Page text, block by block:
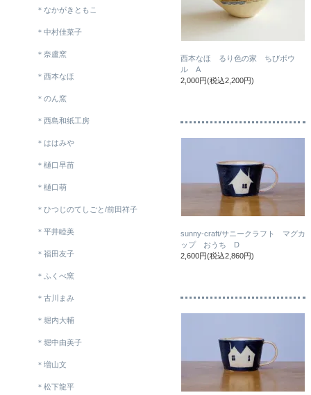
西本なほ るり色の家 ちびボウ
ル A
2,000円(税込2,200円)
sunny-craft/サニークラフト マグカ
ップ おうち D
2,600円(税込2,860円)
＊なかがきともこ
＊中村佳菜子
＊奈盧窯
＊西本なほ
＊のん窯
＊西島和紙工房
＊ははみや
＊樋口早苗
＊樋口萌
＊ひつじのてしごと/前田祥子
＊平井睦美
＊福田友子
＊ふくべ窯
＊古川まみ
＊堀内大輔
＊堀中由美子
＊増山文
＊松下龍平